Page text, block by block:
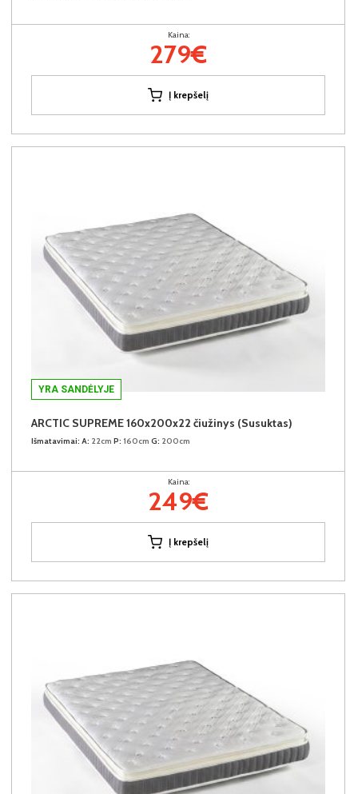
Kaina:
279€
Į krepšelį
YRA SANDĖLYJE
ARCTIC SUPREME 160x200x22 čiužinys (Susuktas)
Išmatavimai: A: 22cm P: 160cm G: 200cm
Kaina:
249€
Į krepšelį